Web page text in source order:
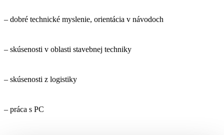
– dobré technické myslenie, orientácia v návodoch
– skúsenosti v oblasti stavebnej techniky
– skúsenosti z logistiky
– práca s PC